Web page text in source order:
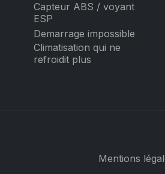
Capteur ABS / voyant
ESP
Demarrage impossible
Climatisation qui ne
refroidit plus
Mentions